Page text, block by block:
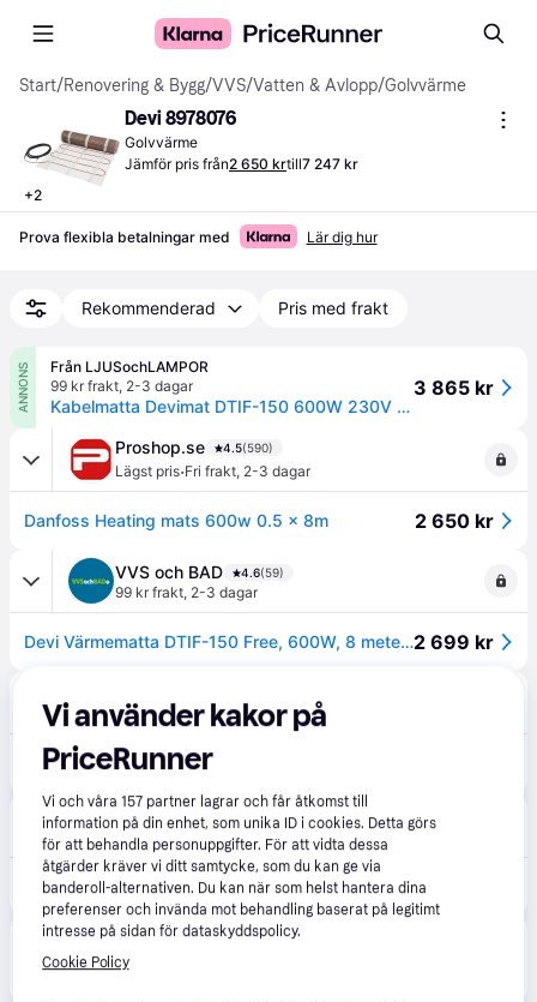
Start/Renovering & Bygg/VVS/Vatten & Avlopp/Golvvärme
+2
Devi 8978076
Golvvärme
Jämför pris från2 650 krtill7 247 kr
Prova flexibla betalningar med Lär dig hur
Rekommenderad Pris med frakt
ANNONS
Från LJUSochLAMPOR
99 kr frakt, 2-3 dagar
Kabelmatta Devimat DTIF-150 600W 230V 0,5x8M med sensorrör
3 865 kr
Proshop.se 4.5(590)
Lägst pris·Fri frakt, 2-3 dagar
Danfoss Heating mats 600w 0.5 x 8m 2 650 kr
VVS och BAD 4.6(59)
99 kr frakt, 2-3 dagar
Devi Värmematta DTIF-150 Free, 600W, 8 meter (4m²)2 699 kr
Fri frakt, Imorgon
LJUSochLAMPOR 4.9(23)
99 kr frakt,2-3 dagar
Kabelmatta Devimat DTIF-150 600W 230V 0,5x8M med sensorrör 3 865 kr
Produkten finns även hos 2 butiker
samarbeta med PriceRunner.
Vi använder kakor på
PriceRunner
Vi och våra157 partner lagrar och får åtkomst till
information på din enhet, som unika ID i cookies. Detta görs
för att behandla personuppgifter. För att vidta dessa
åtgärder kräver vi ditt samtycke, som du kan ge via
banderoll-alternativen. Du kan när som helst hantera dina
preferenser och invända mot behandling baserat på legitimt
intresse på sidan för dataskyddspolicy.
Cookie Policy